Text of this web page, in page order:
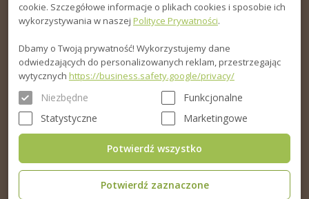
INFORMACJA
PORADNIK
cookie. Szczegółowe informacje o plikach cookies i sposobie ich
wykorzystywania w naszej Polityce Prywatności.
Dbamy o Twoją prywatność! Wykorzystujemy dane
odwiedzających do personalizowanych reklam, przestrzegając
wytycznych https://business.safety.google/privacy/
Niezbędne
Funkcjonalne
Statystyczne
Marketingowe
Potwierdź zaznaczone
Potwierdź wszystko